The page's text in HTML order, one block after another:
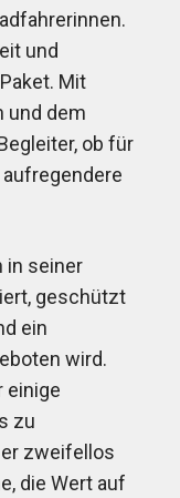
und
Mit
und dem
ob für
in seiner
geschützt
ein
wird.
einige
zu
zweifellos
die Wert auf